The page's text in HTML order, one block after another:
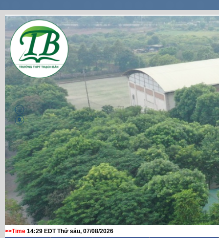
>>Time 14:29 EDT Thứ sáu, 07/08/2026